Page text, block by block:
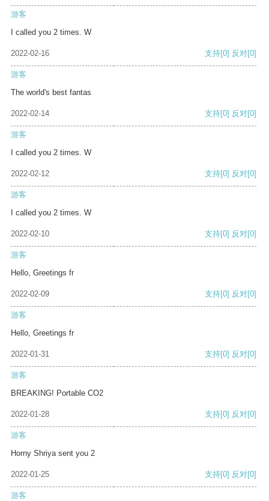
游客
I called you 2 times. W
2022-02-16 支持[0] 反对[0]
游客
The world's best fantas
2022-02-14 支持[0] 反对[0]
游客
I called you 2 times. W
2022-02-12 支持[0] 反对[0]
游客
I called you 2 times. W
2022-02-10 支持[0] 反对[0]
游客
Hello, Greetings fr
2022-02-09 支持[0] 反对[0]
游客
Hello, Greetings fr
2022-01-31 支持[0] 反对[0]
游客
BREAKING! Portable CO2
2022-01-28 支持[0] 反对[0]
游客
Horny Shriya sent you 2
2022-01-25 支持[0] 反对[0]
游客